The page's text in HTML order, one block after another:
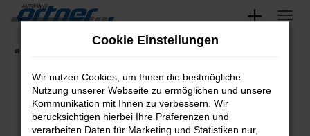
Zum
springen
Fehler: Network Error
Cookie Einstellungen
Wir nutzen Cookies, um Ihnen die bestmögliche
Nutzung unserer Webseite zu ermöglichen und unsere
Kommunikation mit Ihnen zu verbessern. Wir
berücksichtigen hierbei Ihre Präferenzen und
verarbeiten Daten für Marketing und Statistiken nur,